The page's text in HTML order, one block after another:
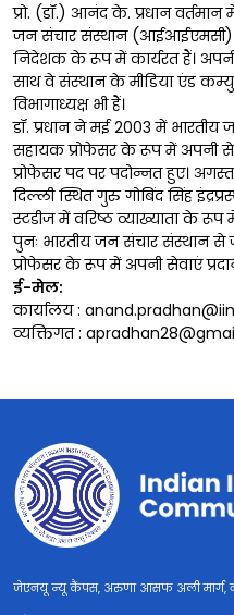
प्रो. (डॉ.) आनंद के. प्रधान
जन संचार संस्थान (आईआईएमसी) के
निदेशक के रूप में कार्यरत हैं।
साथ वे संस्थान के मीडिया एंड
विभागाध्यक्ष भी हैं।
डॉ. प्रधान ने मई 2003 में
सहायक प्रोफेसर के रूप में अपनी
प्रोफेसर पद पर पदोन्नत हुए।
दिल्ली स्थित गुरु गोबिंद सिंह
स्टडीज में वरिष्ठ व्याख्याता के
पुनः भारतीय जन संचार संस्थान से
प्रोफेसर के रूप में अपनी सेवाएं
ई-मेल:
कार्यालय :
व्यक्तिगत :
जेएनयू न्यू कैंपस, अरुणा आसफ अली मार्ग, नई